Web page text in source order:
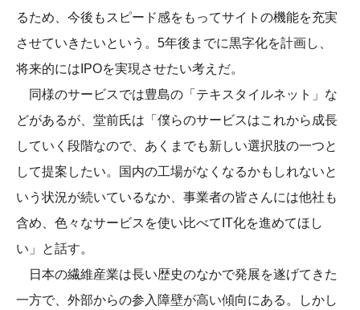
るため、今後もスピード感をもってサイトの機能を充実
させていきたいという。5年後までに黒字化を計画し、
将来的にはIPOを実現させたい考えだ。
同様のサービスでは豊島の「テキスタイルネット」な
どがあるが、堂前氏は「僕らのサービスはこれから成長
していく段階なので、あくまでも新しい選択肢の一つと
して提案したい。国内の工場がなくなるかもしれないと
いう状況が続いているなか、事業者の皆さんには他社も
含め、色々なサービスを使い比べてIT化を進めてほし
い」と話す。
日本の繊維産業は長い歴史のなかで発展を遂げてきた
一方で、外部からの参入障壁が高い傾向にある。しかし